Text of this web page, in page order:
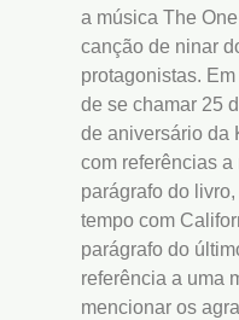
a música The
canção de ninar
protagonistas. Em
de se chamar 25
de aniversário da
com referências
parágrafo do
tempo com
parágrafo do
referência a uma
mencionar os